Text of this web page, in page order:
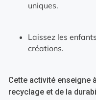
uniques.
Laissez les
créations.
Cette activité enseigne
recyclage et de la